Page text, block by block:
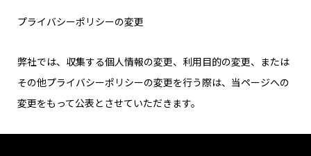
プライバシーポリシーの変更
弊社では、収集する個人情報の変更、利用目的の変更、または
その他プライバシーポリシーの変更を行う際は、当ページへの
変更をもって公表とさせていただきます。